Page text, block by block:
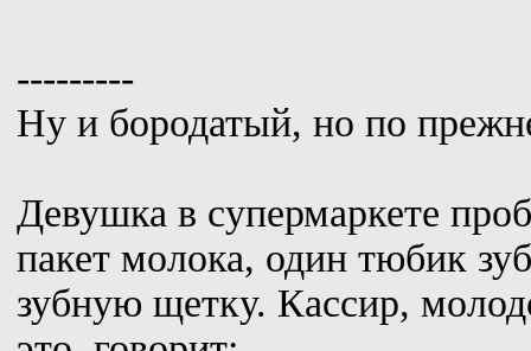
---------
Ну и бородатый, но по
Девушка в супермаркете
пакет молока, один тюбик
зубную щетку. Кассир,